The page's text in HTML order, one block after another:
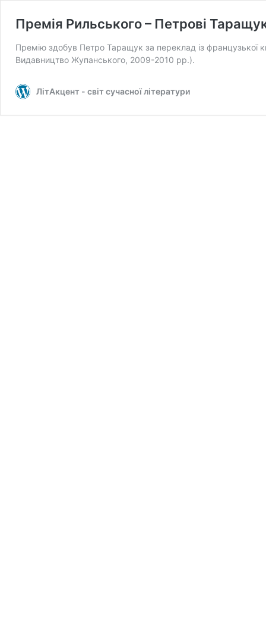
Премія Рильського – Петрові
Премію здобув Петро Таращук за переклад із французької
Видавництво Жупанського, 2009-2010 рр.).
ЛітАкцент - світ сучасної літератури